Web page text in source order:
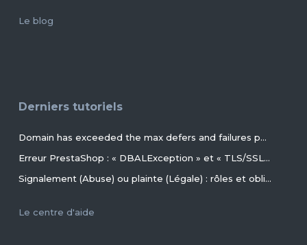
Le blog
Derniers tutoriels
Domain has exceeded the max defers and failures per hour (5/5 (100%)) allowed. Message discarded.
Erreur PrestaShop : « DBALException » et « TLS/SSL invalid directory » avec MariaDB 11.4+ en 2026+
Signalement (Abuse) ou plainte (Légale) : rôles et obligations des parties, conseils et procédures ?
Le centre d'aide